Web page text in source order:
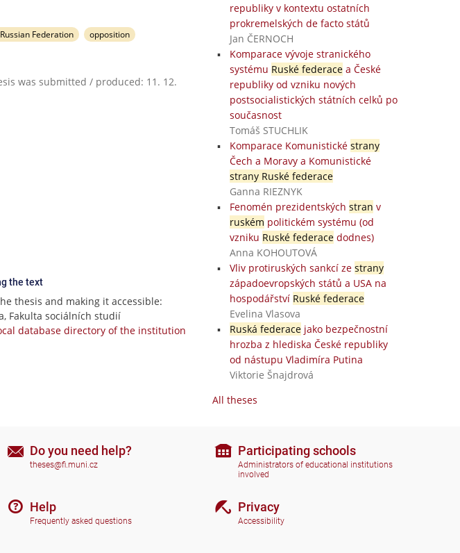
Federation
opposition
was submitted / produced: 11. 12.
the text
thesis and making it accessible:
Fakulta sociálních studií
database directory of the institution
republiky v kontextu ostatních
prokremelských de facto států
Jan ČERNOCH
Komparace vývoje stranického
systému Ruské federacea České
republiky od vzniku nových
postsocialistických státních celků po
současnost
Tomáš STUCHLIK
Komparace Komunistické strany
Čech a Moravy a Komunistické
strany Ruské federace
Ganna RIEZNYK
Fenomén prezidentských stran v
ruském politickém systému (od
vzniku Ruské federacedodnes)
Anna KOHOUTOVÁ
Vliv protiruských sankcí ze strany
západoevropských států a USA na
hospodářství Ruské federace
Evelina Vlasova
Ruská federacejako bezpečnostní
hrozba z hlediska České republiky
od nástupu Vladimíra Putina
Viktorie Šnajdrová
All theses
Do you need help?
theses@fi.muni.cz
Help
Frequently asked questions
Participating schools
Administrators of educational institutions
involved
Privacy
Accessibility